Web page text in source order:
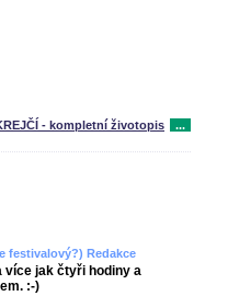
- kompletní životopis ...
festivalový?) Redakce
více jak čtyři hodiny a
:-)